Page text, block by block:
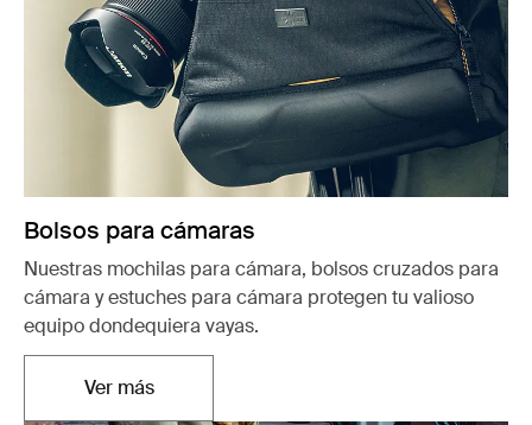
Bolsos para cámaras
Nuestras mochilas para cámara, bolsos cruzados para
cámara y estuches para cámara protegen tu valioso
equipo dondequiera vayas.
Ver másSe abre en una nueva pestaña